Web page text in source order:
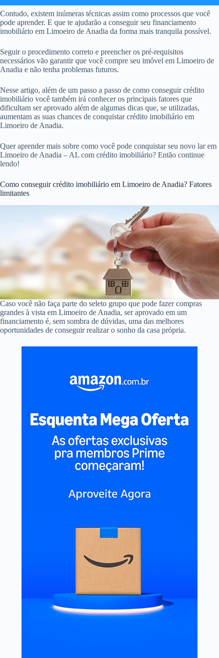
Contudo, existem inúmeras técnicas assim como processos que você
pode aprender. E que te ajudarão a conseguir seu financiamento
imobiliário em Limoeiro de Anadia da forma mais tranquila possível.
Seguir o procedimento correto e preencher os pré-requisitos
necessários vão garantir que você compre seu imóvel em Limoeiro de
Anadia e não tenha problemas futuros.
Nesse artigo, além de um passo a passo de como conseguir crédito
imobiliário você também irá conhecer os principais fatores que
dificultam ser aprovado além de algumas dicas que, se utilizadas,
aumentam as suas chances de conquistar crédito imobiliário em
Limoeiro de Anadia.
Quer aprender mais sobre como você pode conquistar seu novo lar em
Limoeiro de Anadia – AL com crédito imobiliário? Então continue
lendo!
Como conseguir crédito imobiliário em Limoeiro de Anadia? Fatores
limitantes
Caso você não faça parte do seleto grupo que pode fazer compras
grandes à vista em Limoeiro de Anadia, ser aprovado em um
financiamento é, sem sombra de dúvidas, uma das melhores
oportunidades de conseguir realizar o sonho da casa própria.